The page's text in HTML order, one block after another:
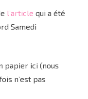
l’article qui a été
Samedi
papier ici (nous
n’est pas